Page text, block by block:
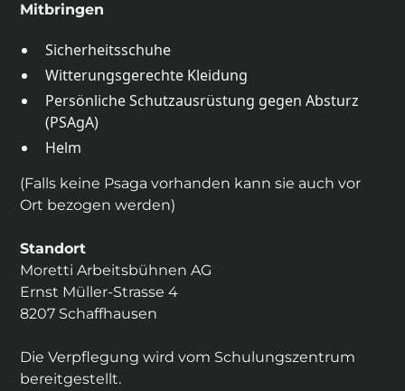
Mitbringen
Sicherheitsschuhe
Witterungsgerechte Kleidung
Persönliche Schutzausrüstung gegen Absturz
(PSAgA)
Helm
(Falls keine Psaga vorhanden kann sie auch vor
Ort bezogen werden)
Standort
Moretti Arbeitsbühnen AG
Ernst Müller-Strasse 4
8207 Schaffhausen
Die Verpflegung wird vom Schulungszentrum
bereitgestellt.